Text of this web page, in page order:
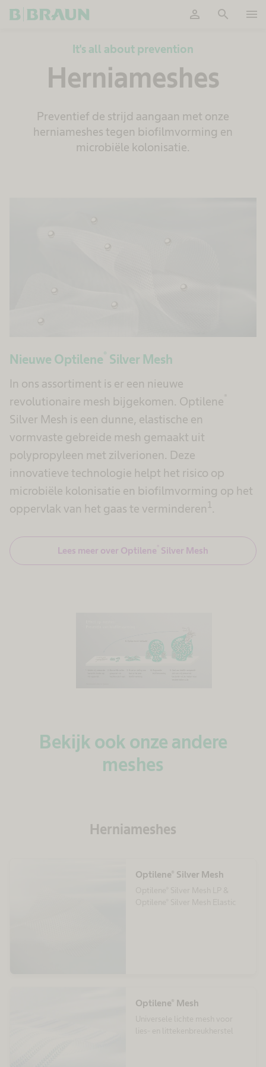
person search menu
It's all about prevention
Herniameshes
Preventief de strijd aangaan met onze
herniameshes tegen biofilmvorming en
microbiële kolonisatie.
Nieuwe Optilene® Silver Mesh
In ons assortiment is er een nieuwe
revolutionaire mesh bijgekomen. Optilene
Silver Mesh is een dunne, elastische en
vormvaste gebreide mesh gemaakt uit
polypropyleen met zilverionen. Deze
innovatieve technologie helpt het risico op
microbiële kolonisatie en biofilmvorming op het
oppervlak van het gaas te verminderen 1 .
Lees meer over Optilene Silver Mesh
Bekijk ook onze andere
meshes
Herniameshes
Optilene® Silver Mesh
Optilene® Mesh